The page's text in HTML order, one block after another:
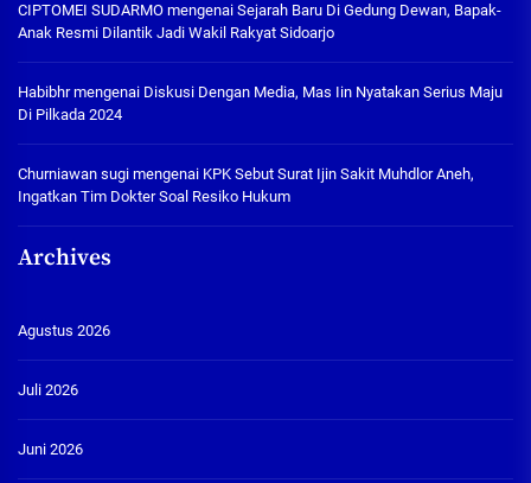
CIPTOMEI SUDARMO mengenai Sejarah Baru Di Gedung Dewan, Bapak-
Anak Resmi Dilantik Jadi Wakil Rakyat Sidoarjo
Habibhrmengenai Diskusi Dengan Media, Mas Iin Nyatakan Serius Maju
Di Pilkada 2024
Churniawan sugi mengenai KPK Sebut Surat Ijin Sakit Muhdlor Aneh,
Ingatkan Tim Dokter Soal Resiko Hukum
Archives
Agustus 2026
Juli 2026
Juni 2026